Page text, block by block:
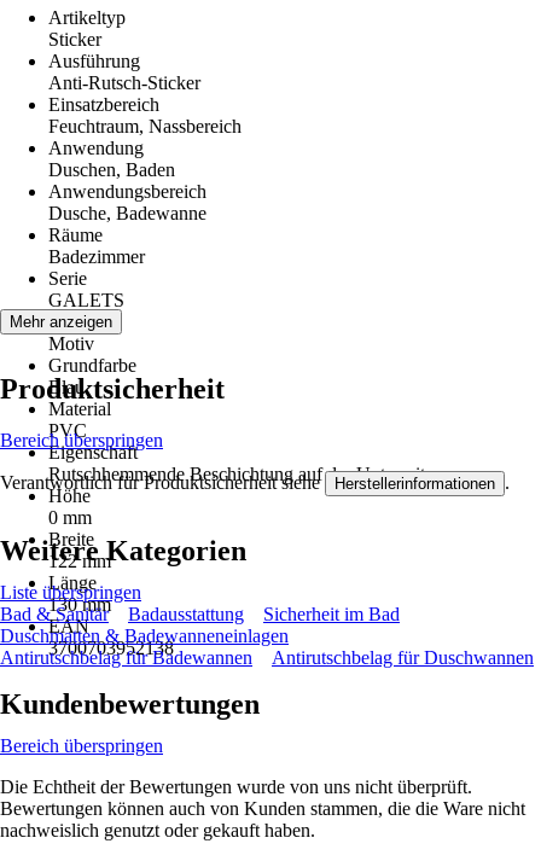
Artikeltyp
Sticker
Ausführung
Anti-Rutsch-Sticker
Einsatzbereich
Feuchtraum, Nassbereich
Anwendung
Duschen, Baden
Anwendungsbereich
Dusche, Badewanne
Räume
Badezimmer
Serie
GALETS
Form
Motiv
Grundfarbe
Blau
Material
PVC
Eigenschaft
Rutschhemmende Beschichtung auf der Unterseite
Höhe
0 mm
Breite
122 mm
Länge
130 mm
EAN
3700703952138
Mehr anzeigen
Produktsicherheit
Bereich überspringen
Verantwortlich für Produktsicherheit siehe Herstellerinformationen .
Weitere Kategorien
Liste überspringen
Bad & Sanitär
Badausstattung
Sicherheit im Bad
Duschmatten & Badewanneneinlagen
Antirutschbelag für Badewannen
Antirutschbelag für Duschwannen
Kundenbewertungen
Bereich überspringen
Die Echtheit der Bewertungen wurde von uns nicht überprüft.
Bewertungen können auch von Kunden stammen, die die Ware nicht
nachweislich genutzt oder gekauft haben.